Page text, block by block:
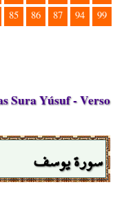
85 86 87 94
99
Sura Yúsuf - Verso
سورة يوسف